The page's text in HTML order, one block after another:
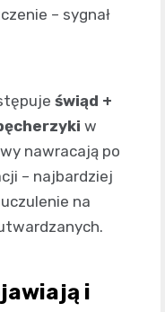
– sygnał
świąd +
w
nawracają po
– najbardziej
na
i